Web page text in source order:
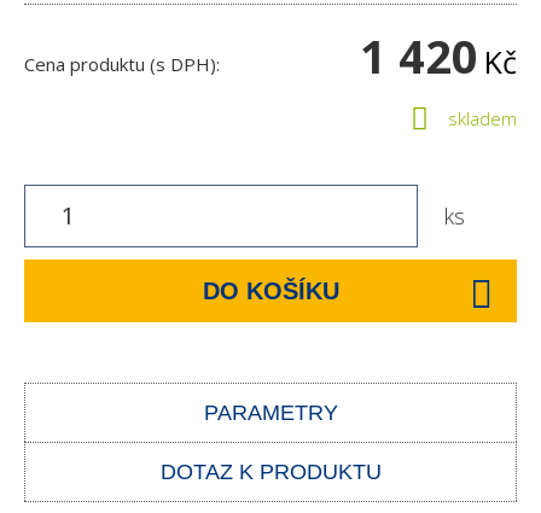
Cena produktu (s DPH): 1 420 Kč
skladem
ks
DO KOŠÍKU
PARAMETRY
DOTAZ K PRODUKTU